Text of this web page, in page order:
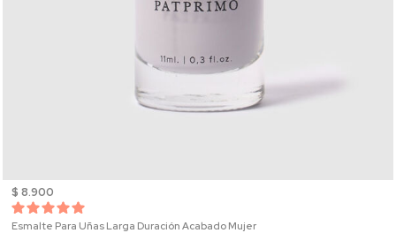
$ 8.900
Esmalte Para Uñas Larga Duración Acabado Mujer